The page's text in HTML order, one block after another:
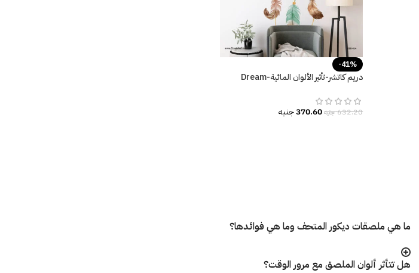
-41%
دريم كاتشر-تأثير الألوان المائية-Dream
632.20جنيه370.60جنيه
ما هي ملصقات ديكور المتحف وما هي فوائدها؟
هل تتأثر ألوان الملصق مع مرور الوقت؟